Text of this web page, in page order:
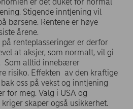
er det duket for normal
Stigende inntjening vil
børsene. Rentene er høye
årene.
renteplasseringer er derfor
at aksjer, som normalt, vil gi
Som alltid innebærer
risiko. Effekten av den kraftige
oss på vekst og inntjening
for meg. Valg i USA og
skaper også usikkerhet.